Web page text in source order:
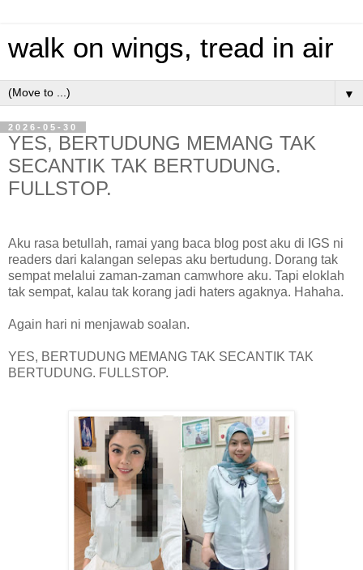
walk on wings, tread in air
▼
2026-05-30
YES, BERTUDUNG MEMANG TAK
SECANTIK TAK BERTUDUNG.
FULLSTOP.
Aku rasa betullah, ramai yang baca blog post aku di IGS ni
readers dari kalangan selepas aku bertudung. Dorang tak
sempat melalui zaman-zaman camwhore aku. Tapi eloklah
tak sempat, kalau tak korang jadi haters agaknya. Hahaha.
Again hari ni menjawab soalan.
YES, BERTUDUNG MEMANG TAK SECANTIK TAK
BERTUDUNG. FULLSTOP.